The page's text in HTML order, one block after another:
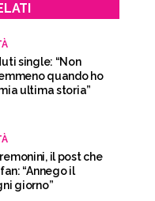
single: “Non
quando ho
ultima storia”
il post che
“Annego il
giorno”